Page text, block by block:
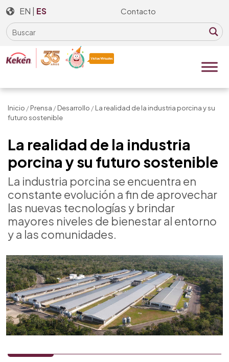
Skip
to
the
content
EN ES Contacto
Inicio /Prensa /Desarrollo /La realidad de la industria porcina y su
futuro sostenible
La realidad de la industria
porcina y su futuro sostenible
La industria porcina se encuentra en
constante evolución a fin de aprovechar
las nuevas tecnologías y brindar
mayores niveles de bienestar al entorno
y a las comunidades.